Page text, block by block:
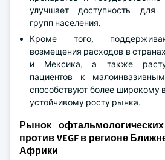
улучшает доступность для
групп населения.
Кроме того,
возмещения расходов в
и Мексика, а также
пациентов к
способствуют более широкому
устойчивому росту рынка.
Рынок
против VEGF в регионе
Африки